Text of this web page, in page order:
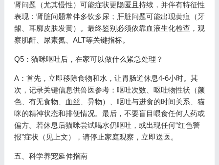
肾问题（尤其慢性）可能症状更隐匿且持续，并伴有特征性
表现：肾脏问题常伴多饮多尿；肝脏问题可能出现黄疸（牙
龈、耳廓皮肤发黄）。最终鉴别必须依靠血液生化检查，观
察肌酐、尿素氮、ALT等关键指标。
Q5：猫咪呕吐后，在家可以做什么紧急处理？
A：首先，立即移除食物和水，让胃肠道休息4-6小时。其
次，记录关键信息供兽医参考：呕吐次数、呕吐物性状（颜
色、有无食物、血丝、异物）、呕吐与进食的时间关系、猫
咪的精神状态和排便情况。最后，不要盲目喂食任何人药或
偏方。若休息后猫咪尝试喝水仍呕吐，或出现任何“红色警
报”症状（见上文），请停止家庭观察，立即送医。
五、科学养宠延伸指南